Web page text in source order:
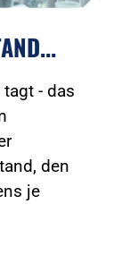
- das
den
je